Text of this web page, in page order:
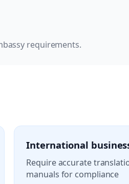
requirements.
International
Require accurate
manuals for compliance